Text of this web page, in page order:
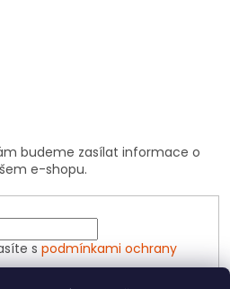
budeme zasílat informace o
e-shopu.
s podmínkami ochrany